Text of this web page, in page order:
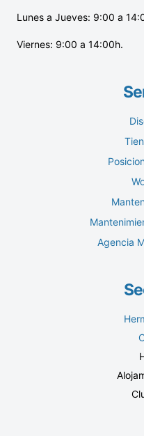
Lunes a Jueves: 9:00 a
Viernes: 9:00 a 14:00h.
Agencia